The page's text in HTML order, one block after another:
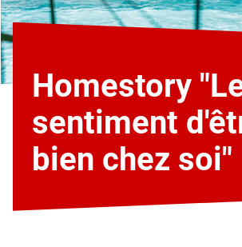
Homestory
sentiment
bien chez soi"